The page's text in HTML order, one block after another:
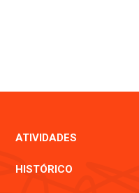
ATIVIDADES
HISTÓRICO